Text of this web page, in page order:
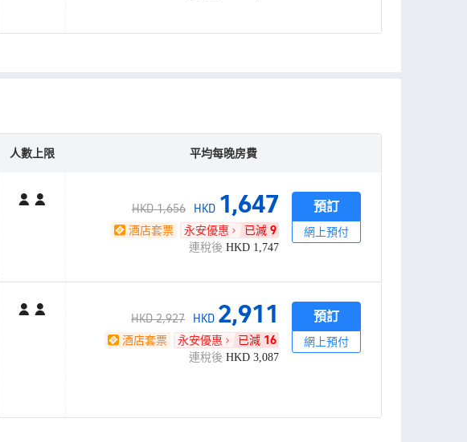
人數上限 平均每晚房費
HKD 1,656 HKD 1,647
酒店套票 永安優惠 已減 9
連稅後 HKD 1,747
預訂
網上預付
HKD 2,927 HKD 2,911
酒店套票 永安優惠 已減 16
連稅後 HKD 3,087
預訂
網上預付